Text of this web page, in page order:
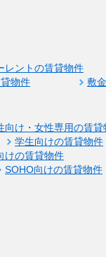
レントの賃貸物件
物件 敷
向け・女性専用の賃貸
学生向けの賃貸物件
けの賃貸物件
SOHO向けの賃貸物件